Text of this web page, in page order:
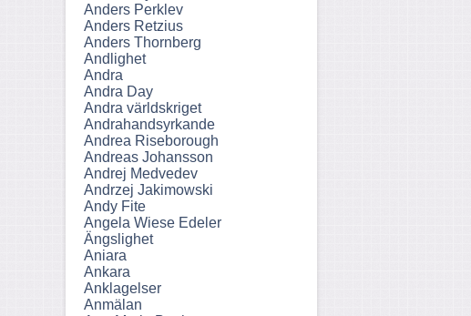
Anders Perklev
Anders Retzius
Anders Thornberg
Andlighet
Andra
Andra Day
Andra världskriget
Andrahandsyrkande
Andrea Riseborough
Andreas Johansson
Andrej Medvedev
Andrzej Jakimowski
Andy Fite
Angela Wiese Edeler
Ängslighet
Aniara
Ankara
Anklagelser
Anmälan